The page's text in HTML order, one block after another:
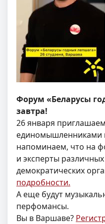
Форум «Беларусы
завтра!
26 января
единомышленниками
напоминаем, что на
и эксперты
демократических
подробности.
А еще будут
перфомансы.
Вы в Варшаве?